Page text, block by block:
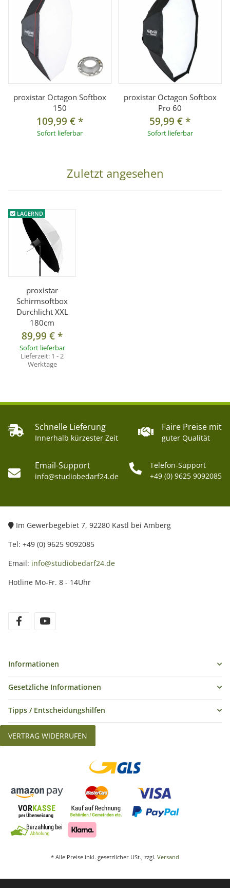
proxistar Octagon Softbox
150
109,99 €*
Sofort lieferbar
proxistar Octagon Softbox
Pro 60
59,99 €*
Sofort lieferbar
Zuletzt angesehen
LAGERND
proxistar
Schirmsoftbox
Durchlicht XXL
180cm
89,99 €*
Sofort lieferbar
Lieferzeit: 1 - 2
Werktage
Schnelle Lieferung
Innerhalb kürzester Zeit
Faire Preise mit
guter Qualität
Email-Support
info@studiobedarf24.de
Telefon-Support
+49 (0) 9625 9092085
Im Gewerbegebiet 7, 92280 Kastl bei Amberg
Tel: +49 (0) 9625 9092085
Email: info@studiobedarf24.de
Hotline Mo-Fr. 8 - 14Uhr
Informationen
Gesetzliche Informationen
Tipps / Entscheidungshilfen
VERTRAG WIDERRUFEN
* Alle Preise inkl. gesetzlicher USt., zzgl. Versand